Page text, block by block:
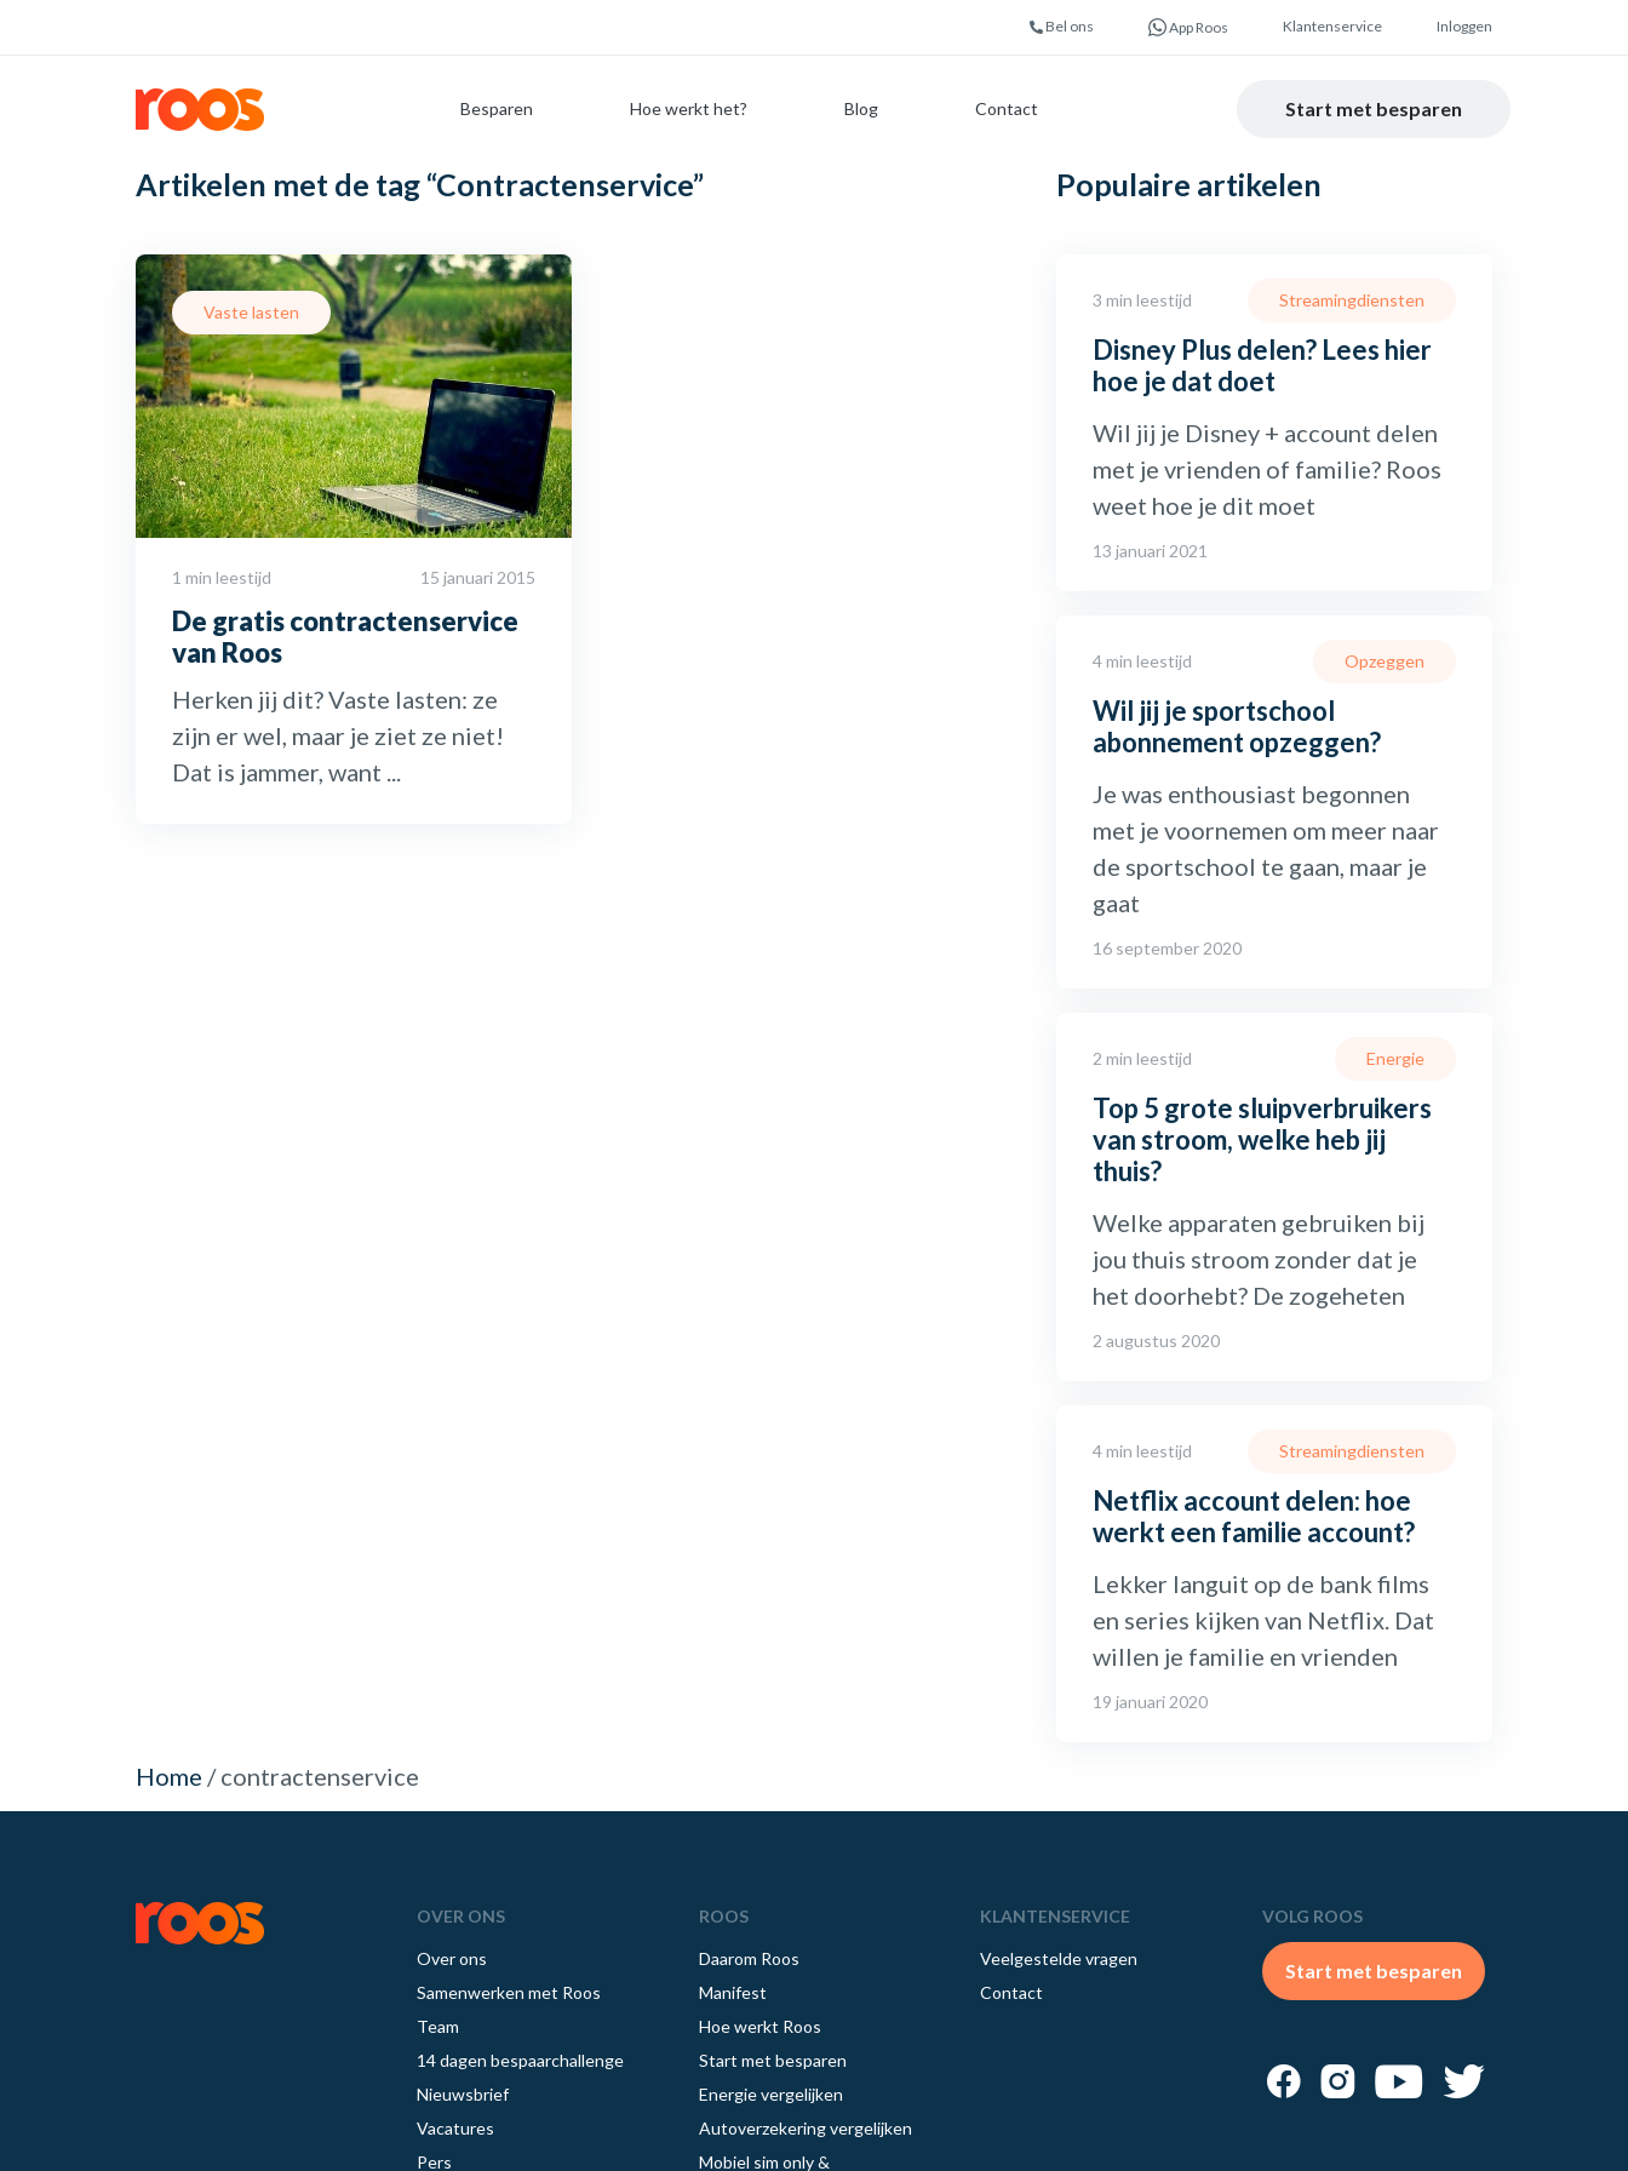
Bel ons App Roos Klantenservice Inloggen
Besparen Hoe werkt het? Blog Contact Start met besparen
Artikelen met de tag “Contractenservice”
Vaste lasten
1 min leestijd 15 januari 2015
De gratis contractenservice
van Roos
Herken jij dit? Vaste lasten: ze
zijn er wel, maar je ziet ze niet!
Dat is jammer, want ...
Populaire artikelen
3 min leestijd
Disney Plus delen? Lees hier
hoe je dat doet
Streamingdiensten
Wil jij je Disney + account delen
met je vrienden of familie? Roos
weet hoe je dit moet
13 januari 2021
4 min leestijd
Wil jij je sportschool
abonnement opzeggen?
Opzeggen
Je was enthousiast begonnen
met je voornemen om meer naar
de sportschool te gaan, maar je
gaat
16 september 2020
2 min leestijd
Top 5 grote sluipverbruikers
van stroom, welke heb jij
thuis?
Energie
Welke apparaten gebruiken bij
jou thuis stroom zonder dat je
het doorhebt? De zogeheten
2 augustus 2020
4 min leestijd
Netflix account delen: hoe
werkt een familie account?
Streamingdiensten
Lekker languit op de bank films
en series kijken van Netflix. Dat
willen je familie en vrienden
19 januari 2020
Home /contractenservice
OVER ONS
Over ons
Samenwerken met Roos
Team
14 dagen bespaarchallenge
Nieuwsbrief
Vacatures
Pers
ROOS
Daarom Roos
Manifest
Hoe werkt Roos
Start met besparen
Energie vergelijken
Autoverzekering vergelijken
Mobiel sim only &
KLANTENSERVICE
Veelgestelde vragen
Contact
VOLG ROOS
Start met besparen